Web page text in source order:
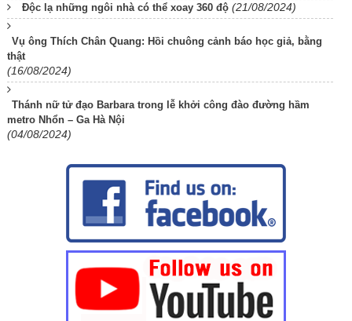
Độc lạ những ngôi nhà có thể xoay 360 độ (21/08/2024)
Vụ ông Thích Chân Quang: Hồi chuông cảnh báo học giả, bằng
thật
(16/08/2024)
Thánh nữ tử đạo Barbara trong lễ khởi công đào đường hầm
metro Nhổn – Ga Hà Nội
(04/08/2024)